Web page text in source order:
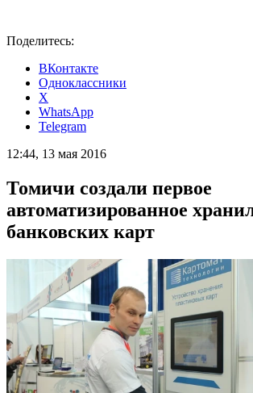
Поделитесь:
ВКонтакте
Одноклассники
X
WhatsApp
Telegram
12:44, 13 мая 2016
Томичи создали первое
автоматизированное
банковских карт